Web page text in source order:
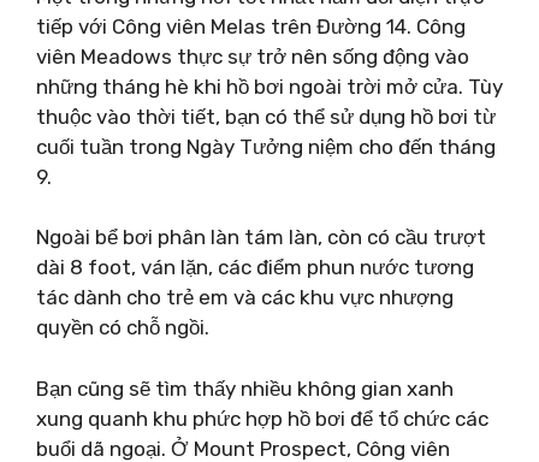
tiếp với Công viên Melas trên Đường 14. Công
viên Meadows thực sự trở nên sống động vào
những tháng hè khi hồ bơi ngoài trời mở cửa. Tùy
thuộc vào thời tiết, bạn có thể sử dụng hồ bơi từ
cuối tuần trong Ngày Tưởng niệm cho đến tháng
9.
Ngoài bể bơi phân làn tám làn, còn có cầu trượt
dài 8 foot, ván lặn, các điểm phun nước tương
tác dành cho trẻ em và các khu vực nhượng
quyền có chỗ ngồi.
Bạn cũng sẽ tìm thấy nhiều không gian xanh
xung quanh khu phức hợp hồ bơi để tổ chức các
buổi dã ngoại. Ở Mount Prospect, Công viên